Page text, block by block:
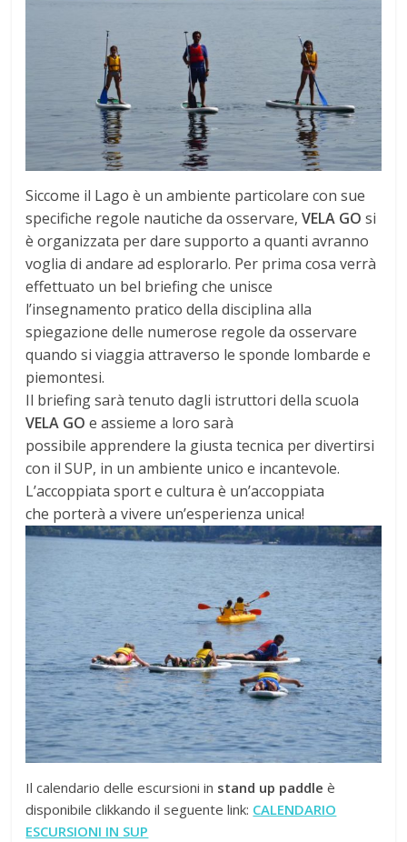
Siccome il Lago è un ambiente particolare con sue
specifiche regole nautiche da osservare,VELA GO si
è organizzata per dare supporto a quanti avranno
voglia di andare ad esplorarlo. Per prima cosa verrà
effettuato un bel briefing che unisce
l’insegnamento pratico della disciplina alla
spiegazione delle numerose regole da osservare
quando si viaggia attraverso le sponde lombarde e
piemontesi.
Il briefing sarà tenuto dagli istruttori della scuola
VELA GO e assieme a loro sarà
possibile apprendere la giusta tecnica per divertirsi
con il SUP, in un ambiente unico e incantevole.
L’accoppiata sport e cultura è un’accoppiata
che porterà a vivere un’esperienza unica!
Il calendario delle escursioni in stand up paddle è
disponibile clikkando il seguente link: CALENDARIO
ESCURSIONI IN SUP